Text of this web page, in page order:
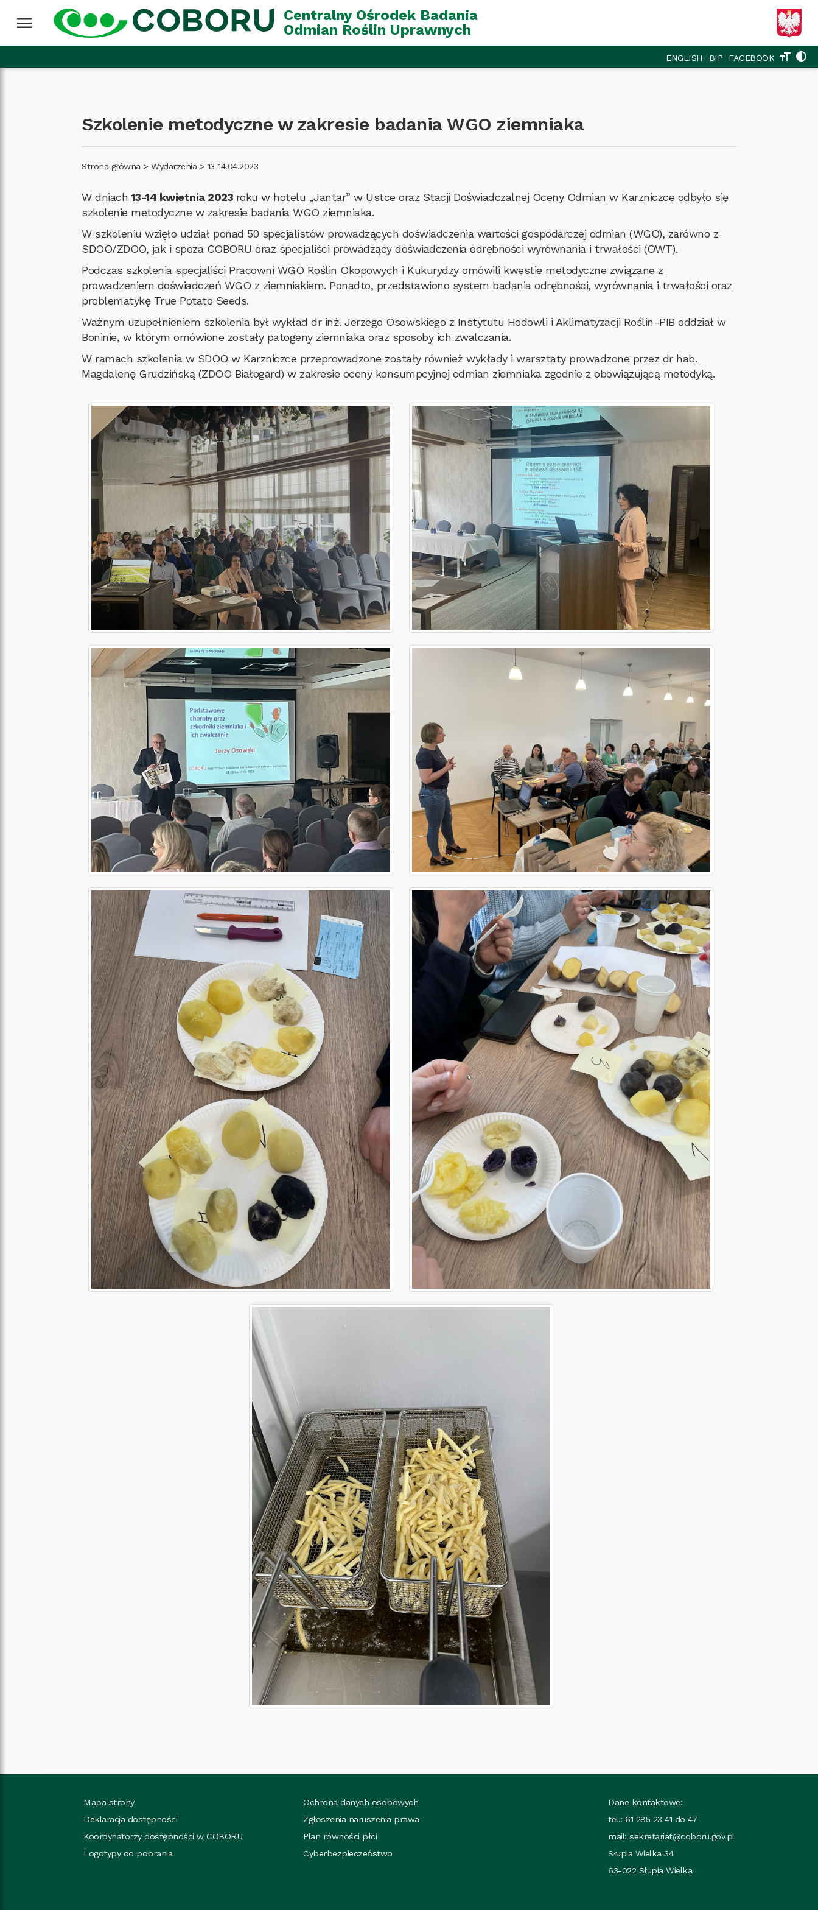
Przejdź do treści
menu
Centralny Ośrodek Badania
Odmian Roślin Uprawnych
ENGLISH BIP FACEBOOK format_size contrast
Szkolenie metodyczne w zakresie badania WGO ziemniaka
Strona główna >Wydarzenia > 13-14.04.2023
W dniach 13-14 kwietnia 2023 roku w hotelu „Jantar” w Ustce oraz Stacji Doświadczalnej Oceny Odmian w Karzniczce odbyło się
szkolenie metodyczne w zakresie badania WGO ziemniaka.
W szkoleniu wzięło udział ponad 50 specjalistów prowadzących doświadczenia wartości gospodarczej odmian (WGO), zarówno z
SDOO/ZDOO, jak i spoza COBORU oraz specjaliści prowadzący doświadczenia odrębności wyrównania i trwałości (OWT).
Podczas szkolenia specjaliści Pracowni WGO Roślin Okopowych i Kukurydzy omówili kwestie metodyczne związane z
prowadzeniem doświadczeń WGO z ziemniakiem. Ponadto, przedstawiono system badania odrębności, wyrównania i trwałości oraz
problematykę True Potato Seeds.
Ważnym uzupełnieniem szkolenia był wykład dr inż. Jerzego Osowskiego z Instytutu Hodowli i Aklimatyzacji Roślin-PIB oddział w
Boninie, w którym omówione zostały patogeny ziemniaka oraz sposoby ich zwalczania.
W ramach szkolenia w SDOO w Karzniczce przeprowadzone zostały również wykłady i warsztaty prowadzone przez dr hab.
Magdalenę Grudzińską (ZDOO Białogard) w zakresie oceny konsumpcyjnej odmian ziemniaka zgodnie z obowiązującą metodyką.
Mapa strony
Deklaracja dostępności
Koordynatorzy dostępności w COBORU
Logotypy do pobrania
Ochrona danych osobowych
Zgłoszenia naruszenia prawa
Plan równości płci
Cyberbezpieczeństwo
Dane kontaktowe:
tel.: 61 285 23 41 do 47
mail:sekretariat@coboru.gov.pl
Słupia Wielka 34
63-022 Słupia Wielka
Wróć na górę